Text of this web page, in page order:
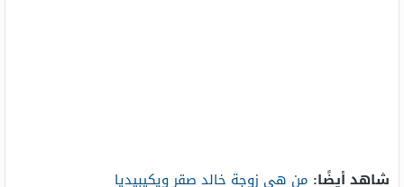
شاهد أيضًا: من هي زوجة خالد صقر ويكيبيديا